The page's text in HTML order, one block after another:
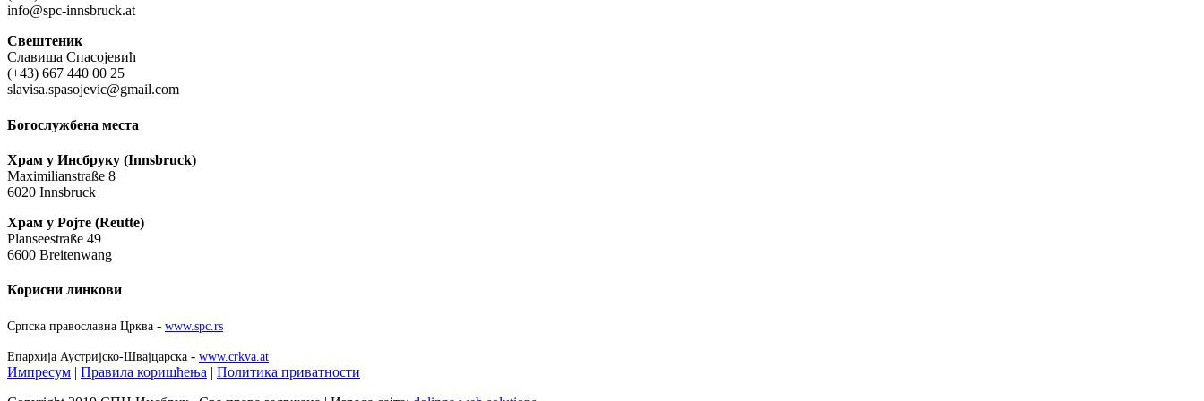
info@spc-innsbruck.at
Свештеник
Славиша Спасојевић
(+43) 667 440 00 25
slavisa.spasojevic@gmail.com
Богослужбена места
Храм у Инсбруку (Innsbruck)
Maximilianstraße 8
6020 Innsbruck
Храм у Ројте (Reutte)
Planseestraße 49
6600 Breitenwang
Корисни линкови
Српска православна Црква - www.spc.rs
Епархија Аустријско-Швајцарска - www.crkva.at
Импресум | Правила коришћења | Политика приватности